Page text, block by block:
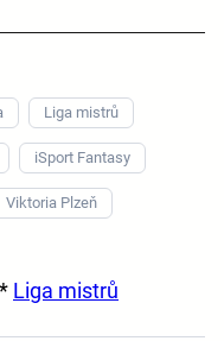
Liga mistrů
iSport Fantasy
Viktoria Plzeň
* Liga mistrů